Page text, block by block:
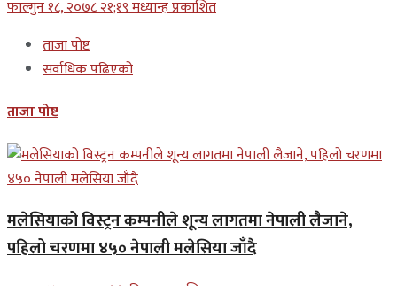
फाल्गुन १८, २०७८ २१;१९ मध्यान्ह प्रकाशित
ताजा पोष्ट
सर्वाधिक पढिएको
ताजा पोष्ट
मलेसियाको विस्ट्रन कम्पनीले शून्य लागतमा नेपाली लैजाने,
पहिलो चरणमा ४५० नेपाली मलेसिया जाँदै